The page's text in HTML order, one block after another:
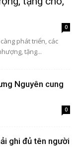
0
phát triển, các
tặng...
Nguyên cung
0
ghi đủ tên người